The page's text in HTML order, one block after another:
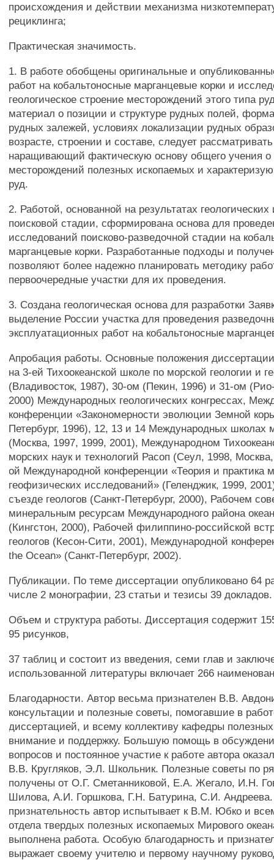
происхождения и действии механизма
рециклинга;
Практическая значимость.
1. В работе обобщены оригинальные и
работ на кобальтоносные марганцевые корки и
геологическое строение месторождений этого типа
материал о позиции и структуре рудных полей,
рудных залежей, условиях локализации рудных
возрасте, строении и составе, следует рассматривать
наращивающий фактическую основу общего учения о
месторождений полезных ископаемых и
руд.
2. Работой, основанной на результатах
поисковой стадии, сформирована основа для
исследований поисково-разведочной стадии на
марганцевые корки. Разработанные подходы и
позволяют более надежно планировать методику
первоочередные участки для их проведения.
3. Создана геологическая основа для разработки
выделение России участка для проведения
эксплуатационных работ на кобальтоносные
Апробация работы. Основные положения
на 3-ей Тихоокеанской школе по морской геологии и
(Владивосток, 1987), 30-ом (Пекин, 1996) и 31-ом
2000) Международных геологических конгрессах,
конференции «Закономерности эволюции Земной
Петербург, 1996), 12, 13 и 14 Международных школах
(Москва, 1997, 1999, 2001), Международном
морских наук и технологий Расоп (Сеул, 1998,
ой Международной конференции «Теория и практика
геофизических исследований» (Геленджик, 1999,
съезде геологов (Санкт-Петербург, 2000), Рабочем
минеральным ресурсам Международного района
(Кингстон, 2000), Рабочей филиппино-российской
геологов (Кесон-Сити, 2001), Международной
the Ocean» (Санкт-Петербург, 2002).
Публикации. По теме диссертации опубликовано 64
числе 2 монографии, 23 статьи и тезисы 39 докладов.
Объем и структура работы. Диссертация содержит
95 рисунков,
37 таблиц и состоит из введения, семи глав и
использованной литературы включает 266
Благодарности. Автор весьма признателен В.В.
консультации и полезные советы, помогавшие в
диссертацией, и всему коллективу кафедры
внимание и поддержку. Большую помощь в
вопросов и постоянное участие к работе автора
В.В. Кругляков, Э.Л. Школьник. Полезные советы по
получены от О.Г. Сметанниковой, Е.А. Жегало, И.Н.
Шилова, А.И. Горшкова, Г.Н. Батурина, С.И.
признательность автор испытывает к В.М. Юбко и
отдела твердых полезных ископаемых Мирового
выполнена работа. Особую благодарность и
выражает своему учителю и первому научному